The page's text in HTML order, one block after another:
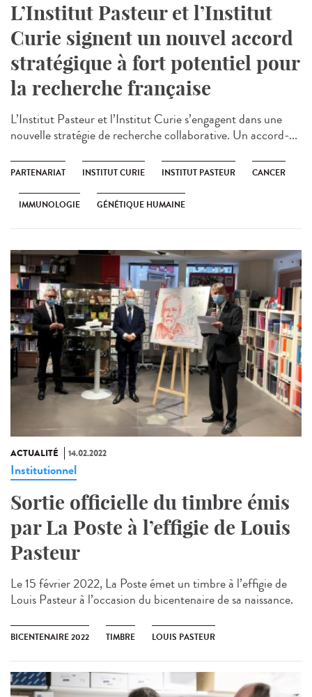
L’Institut Pasteur et l’Institut
Curie signent un nouvel accord
stratégique à fort potentiel pour
la recherche française
L’Institut Pasteur et l’Institut Curie s’engagent dans une
nouvelle stratégie de recherche collaborative. Un accord-...
PARTENARIAT INSTITUT CURIE INSTITUT PASTEUR CANCER
IMMUNOLOGIE GÉNÉTIQUE HUMAINE
ACTUALITÉ 14.02.2022
Institutionnel
Sortie officielle du timbre émis
par La Poste à l’effigie de Louis
Pasteur
Le 15 février 2022, La Poste émet un timbre à l’effigie de
Louis Pasteur à l’occasion du bicentenaire de sa naissance.
BICENTENAIRE 2022 TIMBRE LOUIS PASTEUR